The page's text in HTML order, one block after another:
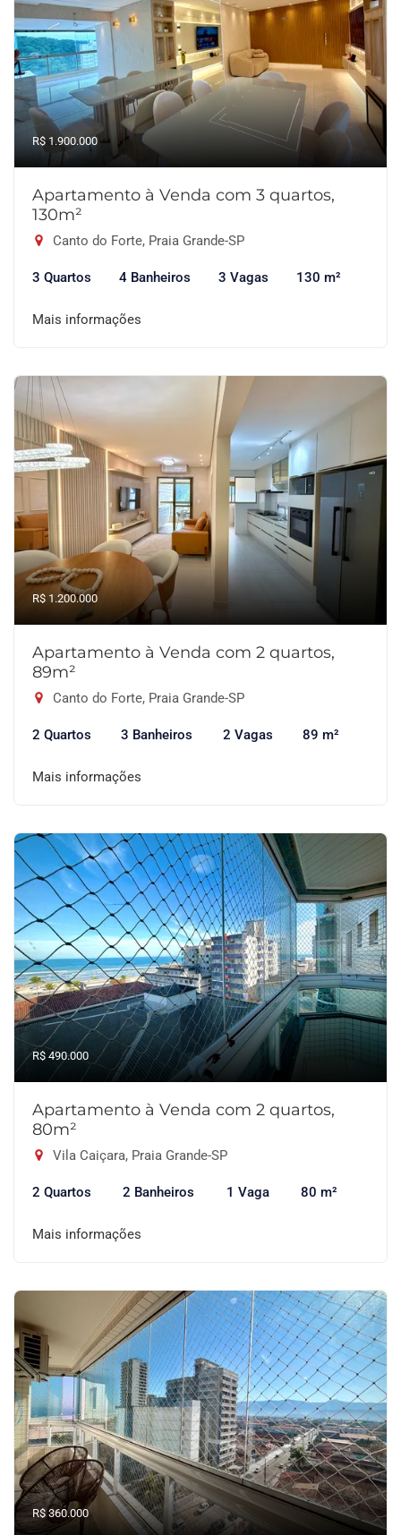
R$ 1.900.000
Apartamento à Venda com 3 quartos,
130m²
Canto do Forte, Praia Grande-SP
3 Quartos 4 Banheiros 3 Vagas 130 m²
Mais informações
R$ 1.200.000
Apartamento à Venda com 2 quartos,
89m²
Canto do Forte, Praia Grande-SP
2 Quartos 3 Banheiros 2 Vagas 89 m²
Mais informações
R$ 490.000
Apartamento à Venda com 2 quartos,
80m²
Vila Caiçara, Praia Grande-SP
2 Quartos 2 Banheiros 1 Vaga 80 m²
Mais informações
R$ 360.000